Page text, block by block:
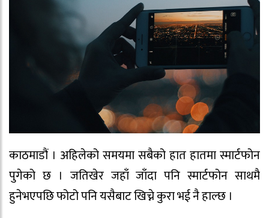
काठमाडौं । अहिलेको समयमा सबैको हात हातमा स्मार्टफोन
पुगेको छ । जतिखेर जहाँ जाँदा पनि स्मार्टफोन साथमै
हुनेभएपछि फोटो पनि यसैबाट खिच्ने कुरा भई नै हाल्छ ।